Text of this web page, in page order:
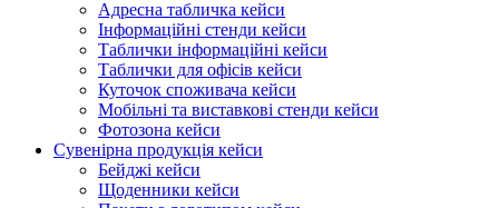
Адресна табличка кейси
Інформаційні стенди кейси
Таблички інформаційні кейси
Таблички для офісів кейси
Куточок споживача кейси
Мобільні та виставкові стенди кейси
Фотозона кейси
Сувенірна продукція кейси
Бейджі кейси
Щоденники кейси